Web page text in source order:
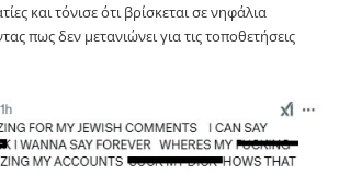
και τόνισε ότι βρίσκεται σε νηφάλια
πως δεν μετανιώνει για τις τοποθετήσεις